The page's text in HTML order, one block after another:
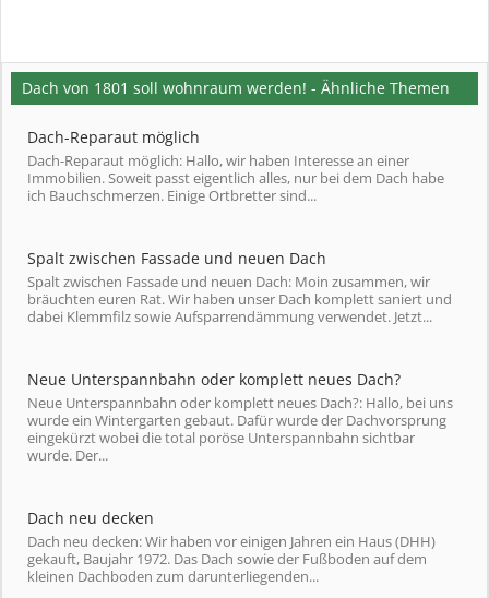
Dach von 1801 soll wohnraum werden! - Ähnliche Themen
Dach-Reparaut möglich
Dach-Reparaut möglich: Hallo, wir haben Interesse an einer
Immobilien. Soweit passt eigentlich alles, nur bei dem Dach habe
ich Bauchschmerzen. Einige Ortbretter sind...
Spalt zwischen Fassade und neuen Dach
Spalt zwischen Fassade und neuen Dach: Moin zusammen, wir
bräuchten euren Rat. Wir haben unser Dach komplett saniert und
dabei Klemmfilz sowie Aufsparrendämmung verwendet. Jetzt...
Neue Unterspannbahn oder komplett neues Dach?
Neue Unterspannbahn oder komplett neues Dach?: Hallo, bei uns
wurde ein Wintergarten gebaut. Dafür wurde der Dachvorsprung
eingekürzt wobei die total poröse Unterspannbahn sichtbar
wurde. Der...
Dach neu decken
Dach neu decken: Wir haben vor einigen Jahren ein Haus (DHH)
gekauft, Baujahr 1972. Das Dach sowie der Fußboden auf dem
kleinen Dachboden zum darunterliegenden...